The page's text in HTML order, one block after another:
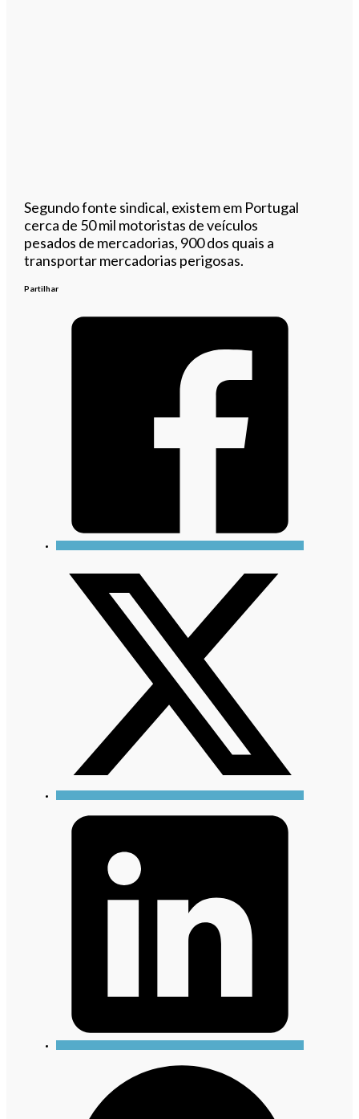
Segundo fonte sindical, existem em Portugal
cerca de 50 mil motoristas de veículos
pesados de mercadorias, 900 dos quais a
transportar mercadorias perigosas.
Partilhar